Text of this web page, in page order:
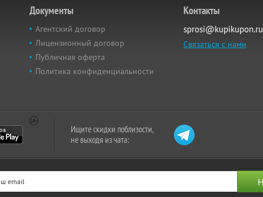
Документы
Агентский договор
Лицензионный договор
Публичная оферта
Политика конфиденциальности
Контакты
sprosi@kupikupon.ru
Связаться с нами
Ищите скидки поблизости,
не выходя из чата: